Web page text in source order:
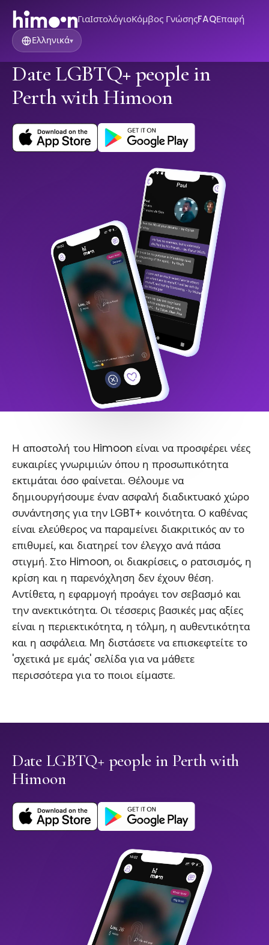
ΓιαΙστολόγιοΚόμβος ΓνώσηςFAQΕπαφή
Ελληνικά▾
Date LGBTQ+ people in
Perth with Himoon
Η αποστολή του Himoon είναι να προσφέρει νέες
ευκαιρίες γνωριμιών όπου η προσωπικότητα
εκτιμάται όσο φαίνεται. Θέλουμε να
δημιουργήσουμε έναν ασφαλή διαδικτυακό χώρο
συνάντησης για την LGBT+ κοινότητα. Ο καθένας
είναι ελεύθερος να παραμείνει διακριτικός αν το
επιθυμεί, και διατηρεί τον έλεγχο ανά πάσα
στιγμή. Στο Himoon, οι διακρίσεις, ο ρατσισμός, η
κρίση και η παρενόχληση δεν έχουν θέση.
Αντίθετα, η εφαρμογή προάγει τον σεβασμό και
την ανεκτικότητα. Οι τέσσερις βασικές μας αξίες
είναι η περιεκτικότητα, η τόλμη, η αυθεντικότητα
και η ασφάλεια. Μη διστάσετε να επισκεφτείτε το
'σχετικά με εμάς' σελίδα για να μάθετε
περισσότερα για το ποιοι είμαστε.
Date LGBTQ+ people in Perth with
Himoon